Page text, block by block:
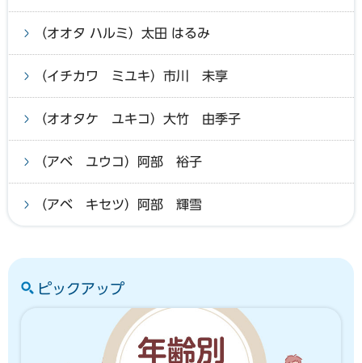
（オオタ ハルミ）太田 はるみ
（イチカワ ミユキ）市川 未享
（オオタケ ユキコ）大竹 由季子
（アベ ユウコ）阿部 裕子
（アベ キセツ）阿部 輝雪
ピックアップ